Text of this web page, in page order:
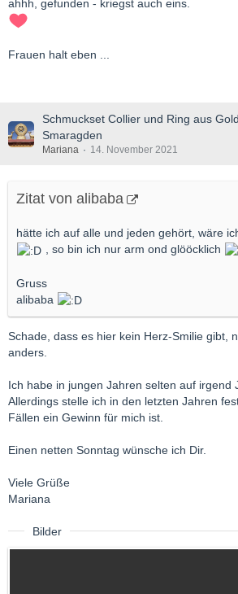
ahhh, gefunden - kriegst auch eins.
Frauen halt eben ...
Schmuckset Collier und Ring aus
Smaragden
Mariana 14. November 2021
Zitat von alibaba
hätte ich auf alle und jeden gehört, wäre
, so bin ich nur arm ond glööcklich
Gruss
alibaba
Schade, dass es hier kein Herz-Smilie gibt,
anders.
Ich habe in jungen Jahren selten auf irgend
Allerdings stelle ich in den letzten Jahren
Fällen ein Gewinn für mich ist.
Einen netten Sonntag wünsche ich Dir.
Viele Grüße
Mariana
Bilder